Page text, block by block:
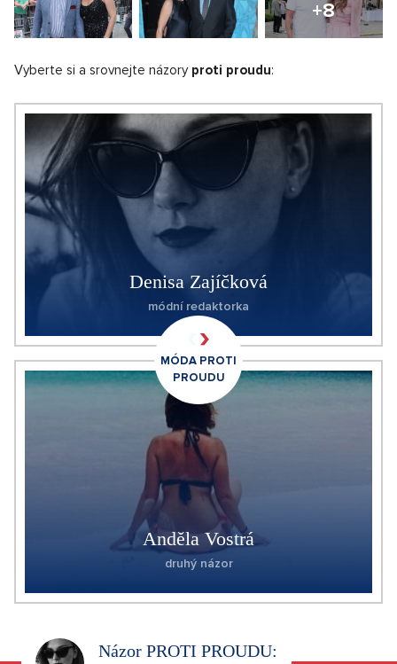
+8
Vyberte si a srovnejte názory proti proudu:
Denisa Zajíčková
módní redaktorka
Anděla Vostrá
druhý názor
MÓDA PROTI
PROUDU
Názor PROTI PROUDU: